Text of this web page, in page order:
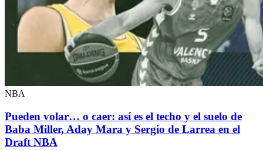
NBA
Pueden volar… o caer: así es el techo y el suelo de
Baba Miller, Aday Mara y Sergio de Larrea en el
Draft NBA